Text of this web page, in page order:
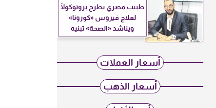
طبيب مصري يطرح بروتوكولًا
لعلاج فيروس «كورونا»
ويناشد «الصحة» تبنيه
أسعار العملات
أسعار الذهب